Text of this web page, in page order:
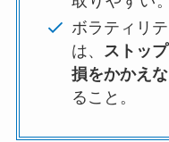
ボラティリ
は、 ストッ
損をかかえ
ること。